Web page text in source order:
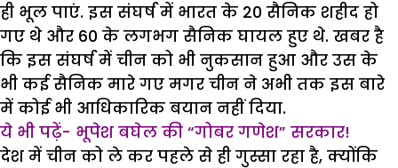
ही भूल पाएं. इस संघर्ष में भारत के 20 सैनिक शहीद हो
गए थे और 60 के लगभग सैनिक घायल हुए थे. खबर है
कि इस संघर्ष में चीन को भी नुकसान हुआ और उस के
भी कई सैनिक मारे गए मगर चीन ने अभी तक इस बारे
में कोई भी आधिकारिक बयान नहीं दिया.
ये भी पढ़ें- भूपेश बघेल की “गोबर गणेश” सरकार!
देश में चीन को ले कर पहले से ही गुस्सा रहा है, क्योंकि